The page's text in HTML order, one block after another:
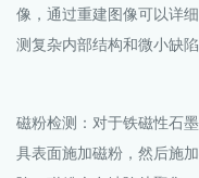
像，通过重建图像可以详
测复杂内部结构和微小缺陷
磁粉检测：对于铁磁性石
具表面施加磁粉，然后施